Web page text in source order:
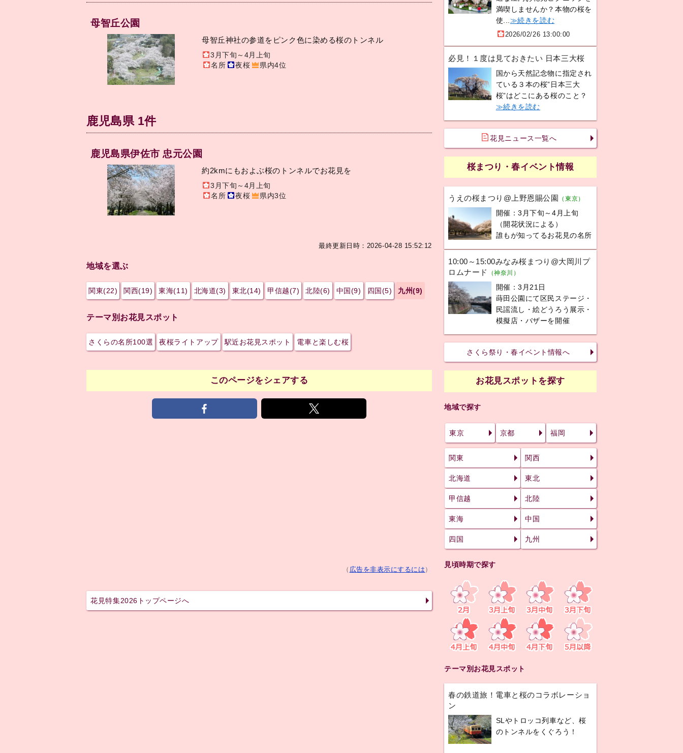
母智丘公園
母智丘神社の参道をピンク色に染める桜のトンネル
3月下旬～4月上旬
名所
夜桜 県内4位
鹿児島県 1件
鹿児島県伊佐市 忠元公園
約2kmにもおよぶ桜のトンネルでお花見を
3月下旬～4月上旬
名所
夜桜 県内3位
最終更新日時：2026-04-28 15:52:12
地域を選ぶ
関東(22) 関西(19) 東海(11) 北海道(3) 東北(14) 甲信越(7) 北陸(6) 中国(9) 四国(5) 九州(9)
テーマ別お花見スポット
さくらの名所100選 夜桜ライトアップ 駅近お花見スポット 電車と楽しむ桜
このページをシェアする
（ 広告を非表示にするには ）
満喫しませんか？本物の桜を
使... ≫続きを読む
2026/02/26 13:00:00
必見！１度は見ておきたい 日本三大桜
国から天然記念物に指定され
ている３本の桜”日本三大
桜”はどこにある桜のこと？
≫続きを読む
花見ニュース一覧へ
桜まつり・春イベント情報
うえの桜まつり@上野恩賜公園 （東京）
開催：3月下旬～4月上旬
（開花状況による）
誰もが知ってるお花見の名所
10:00～15:00みなみ桜まつり@大岡川プ
ロムナード
（神奈川）
開催：3月21日
蒔田公園にて区民ステージ・
民謡流し・絵どうろう展示・
模擬店・バザーを開催
さくら祭り・春イベント情報へ
お花見スポットを探す
地域で探す
東京 京都 福岡
関東 関西
北海道 東北
甲信越 北陸
東海 中国
四国 九州
見頃時期で探す
テーマ別お花見スポット
春の鉄道旅！電車と桜のコラボレーショ
ン
SLやトロッコ列車など、桜
のトンネルをくぐろう！
花見特集2026トップページへ